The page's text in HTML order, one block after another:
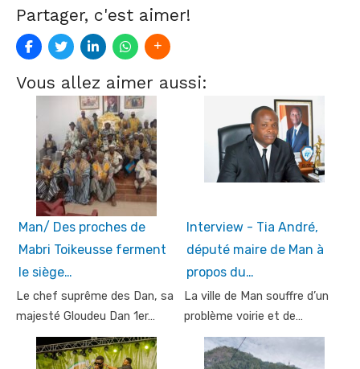
Partager, c'est aimer!
Vous allez aimer aussi:
Man/ Des proches de
Mabri Toikeusse ferment
le siège…
Le chef suprême des Dan, sa
majesté Gloudeu Dan 1er…
Interview - Tia André,
député maire de Man à
propos du…
La ville de Man souffre d’un
problème voirie et de…